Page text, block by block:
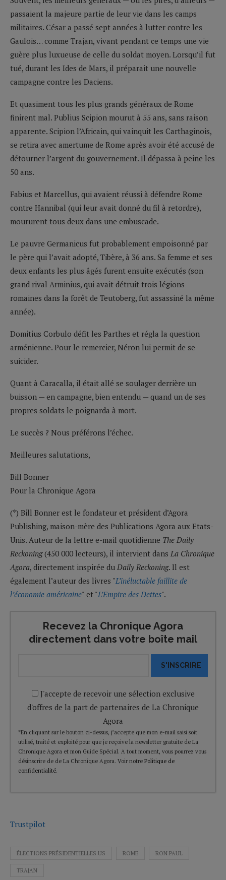
passaient la majeure partie de leur vie dans les camps
militaires. César a passé sept années à lutter contre les
Gaulois… comme Trajan, vivant pendant ce temps une vie
guère plus luxueuse de celle du soldat moyen. Lorsqu’il fut
tué, durant les Ides de Mars, il préparait une nouvelle
campagne contre les Daciens.
Et quasiment tous les plus grands généraux de Rome
finirent mal. Publius Scipion mourut à 55 ans, sans raison
apparente. Scipion l’Africain, qui vainquit les Carthaginois,
se retira avec amertume de Rome après avoir été accusé de
détourner l’argent du gouvernement. Il dépassa à peine les
50 ans.
Fabius et Marcellus, qui avaient réussi à défendre Rome
contre Hannibal (qui leur avait donné du fil à retordre),
moururent tous deux dans une embuscade.
Le pauvre Germanicus fut probablement empoisonné par
le père qui l’avait adopté, Tibère, à 36 ans. Sa femme et ses
deux enfants les plus âgés furent ensuite exécutés (son
grand rival Arminius, qui avait détruit trois légions
romaines dans la forêt de Teutoberg, fut assassiné la même
année).
Domitius Corbulo défit les Parthes et régla la question
arménienne. Pour le remercier, Néron lui permit de se
suicider.
Quant à Caracalla, il était allé se soulager derrière un
buisson — en campagne, bien entendu — quand un de ses
propres soldats le poignarda à mort.
Le succès ? Nous préférons l’échec.
Meilleures salutations,
Bill Bonner
Pour la Chronique Agora
(*) Bill Bonner est le fondateur et président d’Agora
Publishing, maison-mère des Publications Agora aux Etats-
Unis. Auteur de la lettre e-mail quotidienne The Daily
Reckoning(450 000 lecteurs), il intervient dans La Chronique
Agora, directement inspirée du Daily Reckoning. Il est
également l’auteur des livres "L’inéluctable faillite de
l’économie américaine" et "L’Empire des Dettes".
Recevez la Chronique Agora
directement dans votre boîte mail
S'INSCRIRE
J'accepte de recevoir une sélection exclusive
d'offres de la part de partenaires de La Chronique
Agora
*En cliquant sur le bouton ci-dessus, j’accepte que mon e-mail saisi soit
utilisé, traité et exploité pour que je reçoive la newsletter gratuite de La
Chronique Agora et mon Guide Spécial. A tout moment, vous pourrez vous
désinscrire de de La Chronique Agora. Voir notre Politique de
confidentialité.
Trustpilot
ÉLECTIONS PRÉSIDENTIELLES US ROME RON PAUL
TRAJAN